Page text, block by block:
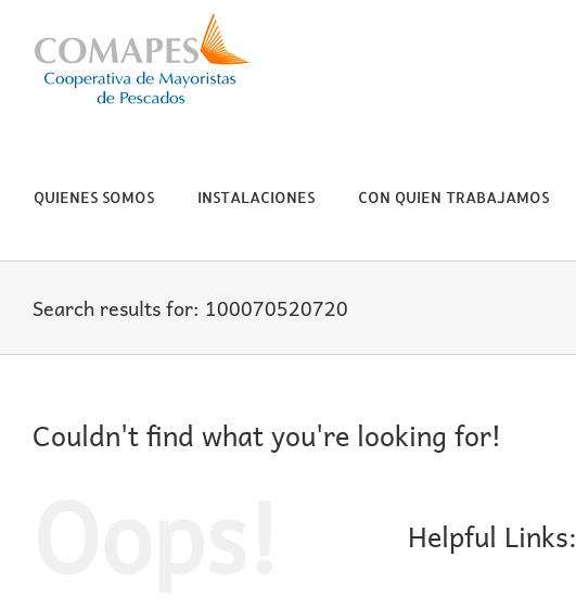
content
QUIENES SOMOS INSTALACIONES CON QUIEN TRABAJAMOS
Search results for: 100070520720
Couldn't find what you're looking for!
Helpful Links: